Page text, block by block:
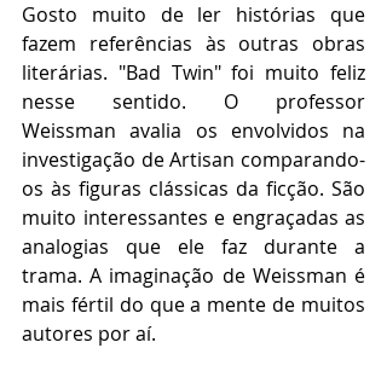
Gosto muito de ler histórias que
fazem referências às outras obras
literárias. "Bad Twin" foi muito feliz
nesse sentido. O professor
Weissman avalia os envolvidos na
investigação de Artisan comparando-
os às figuras clássicas da ficção. São
muito interessantes e engraçadas as
analogias que ele faz durante a
trama. A imaginação de Weissman é
mais fértil do que a mente de muitos
autores por aí.